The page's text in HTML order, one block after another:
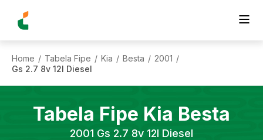
Home / Tabela Fipe / Kia / Besta / 2001 /
Gs 2.7 8v 12l Diesel
Tabela Fipe Kia Besta
2001 Gs 2.7 8v 12l Diesel